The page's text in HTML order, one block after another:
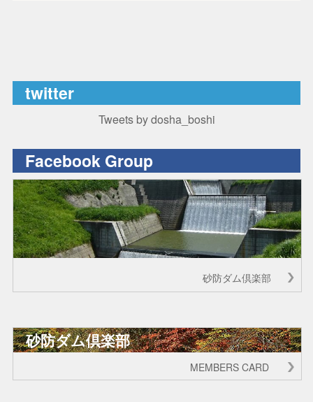
twitter
Tweets by dosha_boshi
Facebook Group
砂防ダム倶楽部
砂防ダム倶楽部
MEMBERS CARD